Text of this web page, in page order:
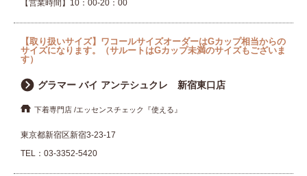
【営業時間】10：00-20：00
【取り扱いサイズ】ワコールサイズオーダーはGカップ相当からの
サイズになります。（サルートはGカップ未満のサイズもございま
す）
グラマー バイ アンテシュクレ 新宿東口店
下着専門店 エッセンスチェック『使える』
東京都新宿区新宿3-23-17
TEL： 03-3352-5420